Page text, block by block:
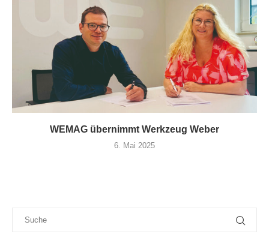
WEMAG übernimmt Werkzeug Weber
6. Mai 2025